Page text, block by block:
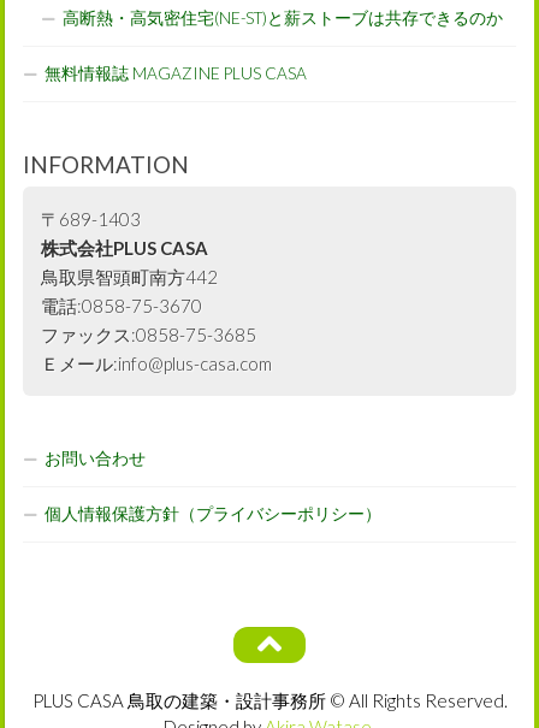
高断熱・高気密住宅(NE-ST)と薪ストーブは共存できるのか
無料情報誌 MAGAZINE PLUS CASA
INFORMATION
〒689-1403
株式会社PLUS CASA
鳥取県智頭町南方442
電話:0858-75-3670
ファックス:0858-75-3685
Ｅメール:info@plus-casa.com
お問い合わせ
個人情報保護方針（プライバシーポリシー）
PLUS CASA 鳥取の建築・設計事務所 © All Rights Reserved.